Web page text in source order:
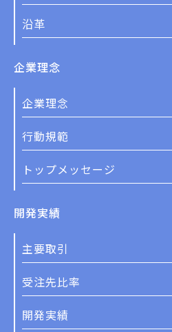
沿革
企業理念
企業理念
行動規範
トップメッセージ
開発実績
主要取引
受注先比率
開発実績